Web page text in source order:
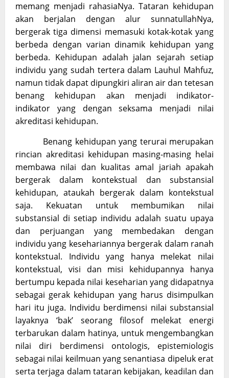
memang menjadi rahasiaNya. Tataran kehidupan
akan berjalan dengan alur sunnatullahNya,
bergerak tiga dimensi memasuki kotak-kotak yang
berbeda dengan varian dinamik kehidupan yang
berbeda. Kehidupan adalah jalan sejarah setiap
individu yang sudah tertera dalam Lauhul Mahfuz,
namun tidak dapat dipungkiri aliran air dan tetesan
benang kehidupan akan menjadi indikator-
indikator yang dengan seksama menjadi nilai
akreditasi kehidupan.
Benang kehidupan yang terurai merupakan
rincian akreditasi kehidupan masing-masing helai
membawa nilai dan kualitas amal jariah apakah
bergerak dalam kontekstual dan substansial
kehidupan, ataukah bergerak dalam kontekstual
saja. Kekuatan untuk membumikan nilai
substansial di setiap individu adalah suatu upaya
dan perjuangan yang membedakan dengan
individu yang kesehariannya bergerak dalam ranah
kontekstual. Individu yang hanya melekat nilai
kontekstual, visi dan misi kehidupannya hanya
bertumpu kepada nilai keseharian yang didapatnya
sebagai gerak kehidupan yang harus disimpulkan
hari itu juga. Individu berdimensi nilai substansial
layaknya ‘bak’ seorang filosof melekat energi
terbarukan dalam hatinya, untuk mengembangkan
nilai diri berdimensi ontologis, epistemiologis
sebagai nilai keilmuan yang senantiasa dipeluk erat
serta terjaga dalam tataran kebijakan, keadilan dan